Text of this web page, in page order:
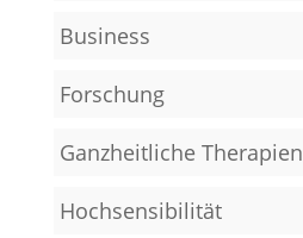
Business
Forschung
Ganzheitliche Therapien
Hochsensibilität